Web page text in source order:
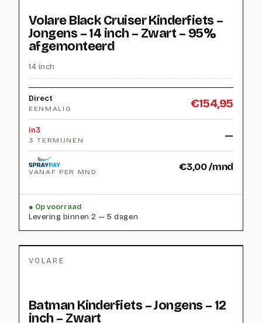
Volare Black Cruiser Kinderfiets –
Jongens – 14 inch – Zwart – 95%
afgemonteerd
14 inch
Direct
EENMALIG €154,95
in3
3 TERMIJNEN —
VANAF PER MND €3,00/mnd
Op voorraad
Levering binnen 2 — 5 dagen
VOLARE
Batman Kinderfiets – Jongens – 12
inch – Zwart